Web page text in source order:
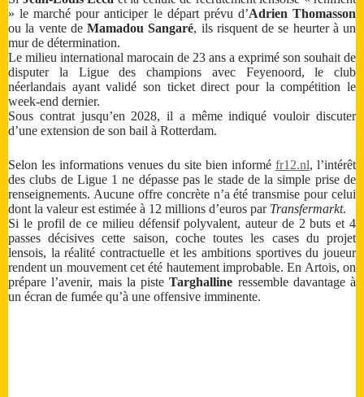
» le marché pour anticiper le départ prévu d’Adrien Thomasson
ou la vente de Mamadou Sangaré, ils risquent de se heurter à un
mur de détermination.
Le milieu international marocain de 23 ans a exprimé son souhait de
disputer la Ligue des champions avec Feyenoord, le club
néerlandais ayant validé son ticket direct pour la compétition le
week-end dernier.
Sous contrat jusqu’en 2028, il a même indiqué vouloir discuter
d’une extension de son bail à Rotterdam.
Selon les informations venues du site bien informé fr12.nl, l’intérêt
des clubs de Ligue 1 ne dépasse pas le stade de la simple prise de
renseignements. Aucune offre concrète n’a été transmise pour celui
dont la valeur est estimée à 12 millions d’euros par Transfermarkt.
Si le profil de ce milieu défensif polyvalent, auteur de 2 buts et 4
passes décisives cette saison, coche toutes les cases du projet
lensois, la réalité contractuelle et les ambitions sportives du joueur
rendent un mouvement cet été hautement improbable. En Artois, on
prépare l’avenir, mais la pisteTarghalline ressemble davantage à
un écran de fumée qu’à une offensive imminente.